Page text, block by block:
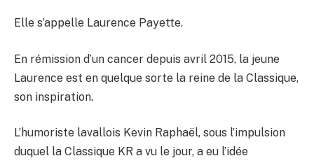
Elle s’appelle Laurence Payette.
En rémission d’un cancer depuis avril 2015, la jeune
Laurence est en quelque sorte la reine de la Classique,
son inspiration.
L’humoriste lavallois Kevin Raphaël, sous l’impulsion
duquel la Classique KR a vu le jour, a eu l’idée